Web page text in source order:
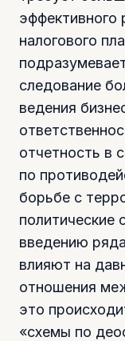
эффективного
налогового
следование
ведения
отчетность в
по
борьбе с
политические
введению
влияют на
отношения
это
«схемы по